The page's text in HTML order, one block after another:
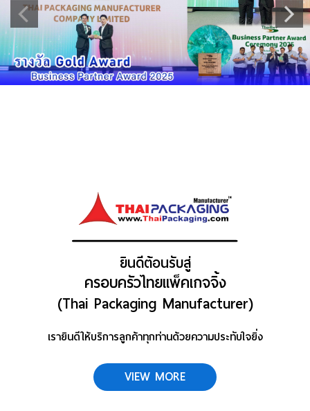
เกี่ยวกับเรา
สินค้า
ยินดีต้อนรับสู่
ครอบครัวไทยแพ็คเกจจิ้ง
(Thai Packaging Manufacturer)
เรายินดีให้บริการลูกค้าทุกท่านด้วยความประทับใจยิ่ง
VIEW MORE